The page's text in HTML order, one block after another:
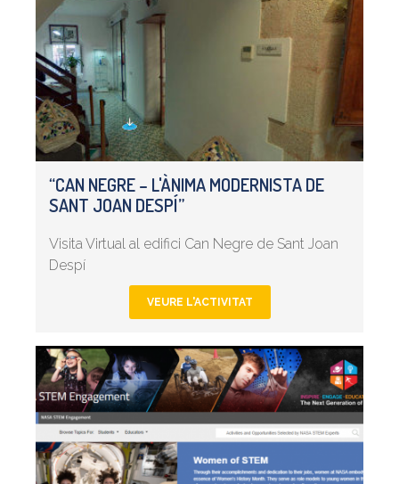
“CAN NEGRE – L'ÀNIMA MODERNISTA DE
SANT JOAN DESPÍ”
Visita Virtual al edifici Can Negre de Sant Joan
Despí
VEURE L'ACTIVITAT